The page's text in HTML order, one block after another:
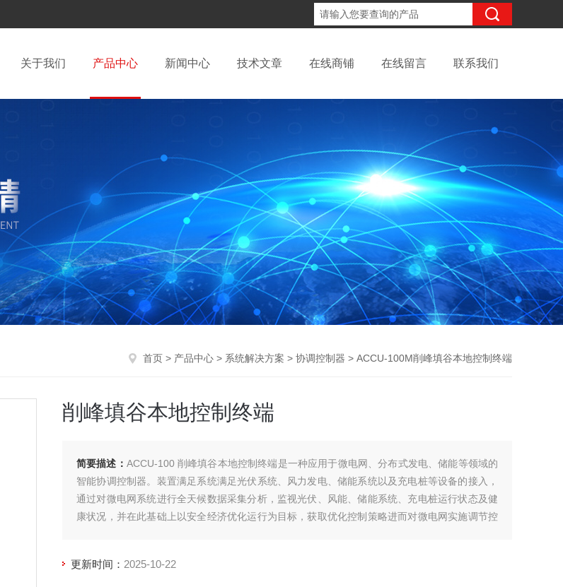
关于我们 产品中心 新闻中心 技术文章 在线商铺 在线留言 联系我们
首页 > 产品中心 > 系统解决方案 > 协调控制器 > ACCU-100M削峰填谷本地控制终端
削峰填谷本地控制终端
简要描述： ACCU-100 削峰填谷本地控制终端是一种应用于微电网、分布式发电、储能等领域的
智能协调控制器。装置满足系统满足光伏系统、风力发电、储能系统以及充电桩等设备的接入，
通过对微电网系统进行全天候数据采集分析，监视光伏、风能、储能系统、充电桩运行状态及健
康状况，并在此基础上以安全经济优化运行为目标，获取优化控制策略进而对微电网实施调节控
更新时间： 2025-10-22